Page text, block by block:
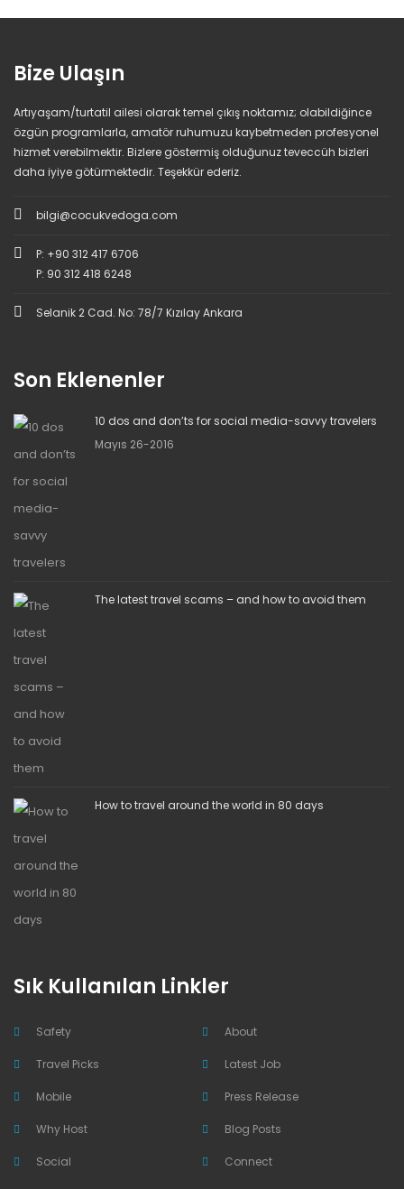
Bize Ulaşın
Artıyaşam/turtatil ailesi olarak temel çıkış noktamız; olabildiğince
özgün programlarla, amatör ruhumuzu kaybetmeden profesyonel
hizmet verebilmektir. Bizlere göstermiş olduğunuz teveccüh bizleri
daha iyiye götürmektedir. Teşekkür ederiz.
bilgi@cocukvedoga.com
P: +90 312 417 6706
P: 90 312 418 6248
Selanik 2 Cad. No: 78/7 Kızılay Ankara
Son Eklenenler
10 dos and don’ts for social media-savvy travelers
Mayıs 26-2016
The latest travel scams – and how to avoid them
How to travel around the world in 80 days
Sık Kullanılan Linkler
Safety About
Travel Picks Latest Job
Mobile Press Release
Why Host Blog Posts
Social Connect